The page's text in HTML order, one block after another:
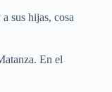
sus hijas, cosa
En el